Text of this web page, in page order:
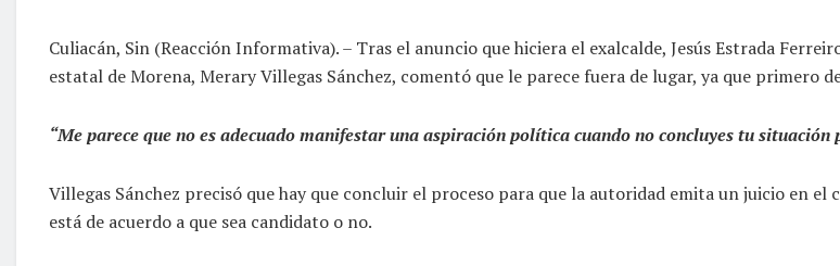
Culiacán, Sin (Reacción Informativa). – Tras el anuncio que hiciera el exalcalde, Jesús Estrada
estatal de Morena, Merary Villegas Sánchez, comentó que le parece fuera de lugar, ya que primero
“Me parece que no es adecuado manifestar una aspiración política cuando no concluyes tu
Villegas Sánchez precisó que hay que concluir el proceso para que la autoridad emita un juicio en
está de acuerdo a que sea candidato o no.